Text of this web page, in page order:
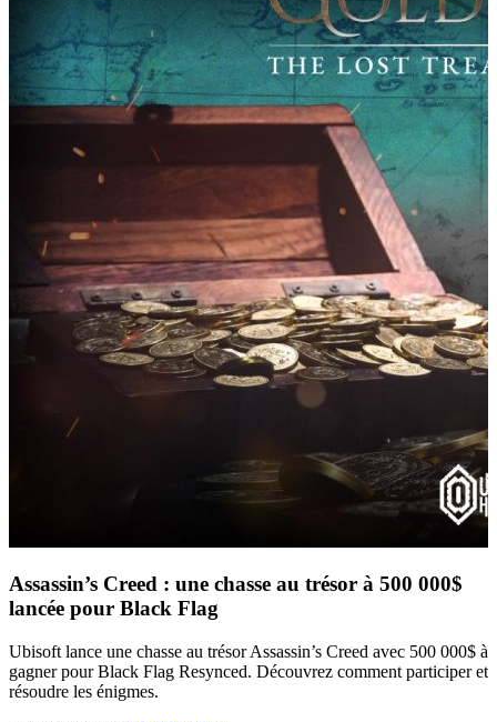
Assassin’s Creed : une chasse au trésor à 500 000$
lancée pour Black Flag
Ubisoft lance une chasse au trésor Assassin’s Creed avec 500 000$ à
gagner pour Black Flag Resynced. Découvrez comment participer et
résoudre les énigmes.